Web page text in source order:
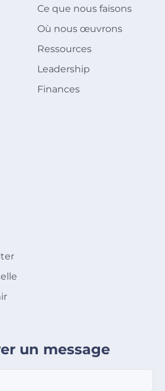
Ce que nous faisons
Où nous œuvrons
Ressources
Leadership
Finances
un message